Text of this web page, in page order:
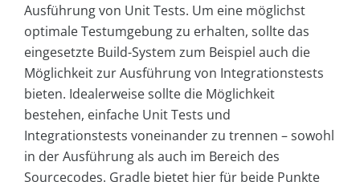
Ausführung von Unit Tests. Um eine möglichst
optimale Testumgebung zu erhalten, sollte das
eingesetzte Build-System zum Beispiel auch die
Möglichkeit zur Ausführung von Integrationstests
bieten. Idealerweise sollte die Möglichkeit
bestehen, einfache Unit Tests und
Integrationstests voneinander zu trennen – sowohl
in der Ausführung als auch im Bereich des
Sourcecodes. Gradle bietet hier für beide Punkte